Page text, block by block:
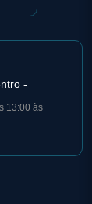
-
13:00 às